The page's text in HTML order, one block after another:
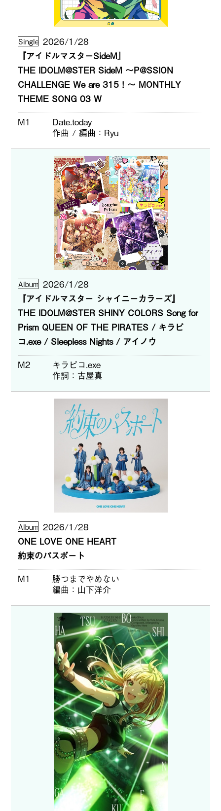
Single 2026/1/28
『アイドルマスターSideM』
THE IDOLM@STER SideM ～P@SSION
CHALLENGE We are 315！～ MONTHLY
THEME SONG 03 W
M1
Date.today
作曲 / 編曲
Ryu
Album 2026/1/28
『アイドルマスター シャイニーカラーズ』
THE IDOLM@STER SHINY COLORS Song for
Prism QUEEN OF THE PIRATES / キラピ
コ.exe / Sleepless Nights / アイノウ
M2
キラピコ.exe
作詞
古屋真
Album 2026/1/28
ONE LOVE ONE HEART
約束のパスポート
M1
勝つまでやめない
編曲
山下洋介